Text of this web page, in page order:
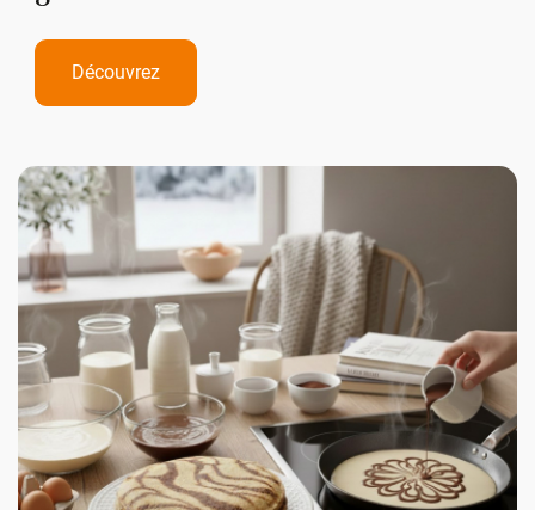
Découvrez